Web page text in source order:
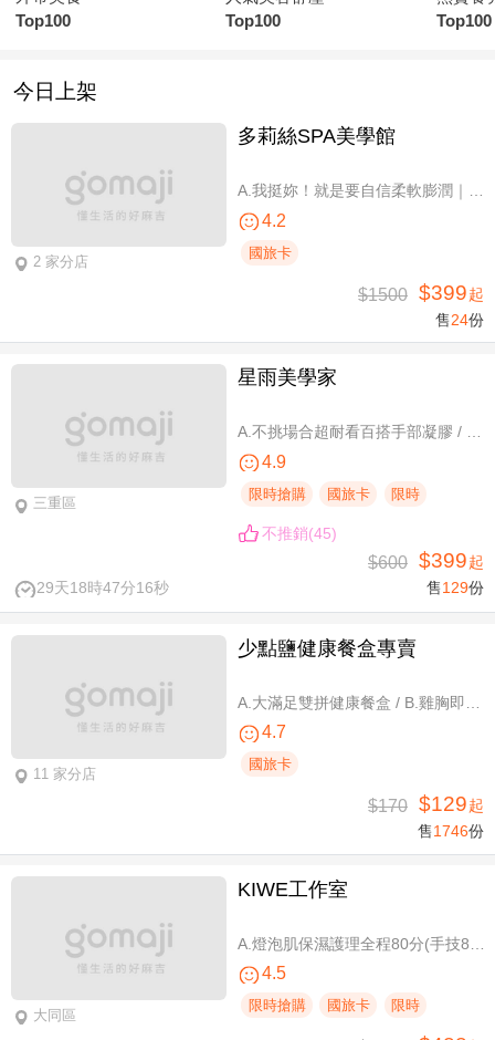
Top100
Top100
Top100
今日上架
2 家分店
多莉絲SPA美學館
A.我挺妳！就是要自信柔軟膨潤｜美胸按摩全程35分(純手技) / B.《不限體驗單次券》我挺妳！就是要自信柔軟膨潤｜美胸按摩全程35分(純手技) / C.《不限體驗單次券》Plus升級：Chakra七脈輪精油-暨全身十四經絡舒壓60分(純手技) / D.《不限體驗單次券》燈泡美肌青春好氣色-高舒敏緊緻雙組合：鬆筋軟膜臉部課程共110分(純手技)
4.2
國旅卡
$1500 $399起
售24份
三重區
星雨美學家
A.不挑場合超耐看百搭手部凝膠 / B.經典私藏手部凝膠設計款 / C.讓指尖擦出高級感足部凝膠 / D.風靡小紅書足部凝膠設計款 / E.CUCCIO足深層去足繭保養 / F.自然輕盈無負擔-微妝3D 120根嫁接
4.9
限時搶購 國旅卡 限時
不推銷(45)
29天18時47分15秒
$600 $399起
售129份
11 家分店
少點鹽健康餐盒專賣
4.7
國旅卡
$170 $129起
售1746份
大同區
KIWE工作室
4.5
限時搶購 國旅卡 限時